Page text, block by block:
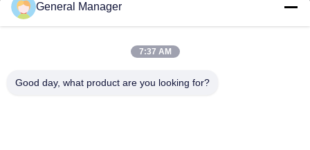
Επικοινωνήστε μαζί μας
Διεύθυνση: Οδός Xingfu Δήμος Licheng Πόλη Jinan, επαρχία
General Manager
7:37 AM
Good day, what product are you looking for?